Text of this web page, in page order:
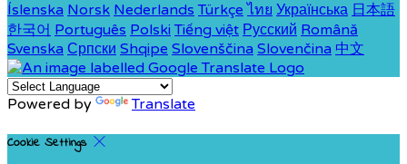
Íslenska Norsk Nederlands Türkçe ไทย Українська 日本語
한국어 Português Polski Tiếng việt Русский Română
Svenska Српски Shqipe Slovenščina Slovenčina 中文
Powered by Translate
Cookie Settings